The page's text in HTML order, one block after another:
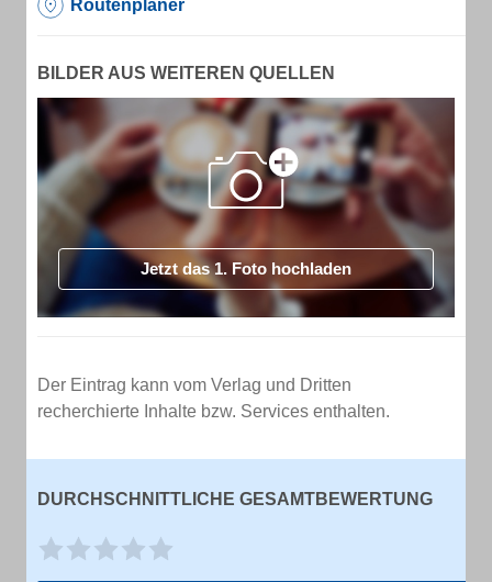
Routenplaner
BILDER AUS WEITEREN QUELLEN
Jetzt das 1. Foto hochladen
Der Eintrag kann vom Verlag und Dritten
recherchierte Inhalte bzw. Services enthalten.
DURCHSCHNITTLICHE GESAMTBEWERTUNG